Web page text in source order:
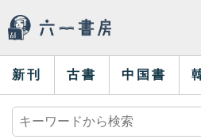
新刊 古書 中国書